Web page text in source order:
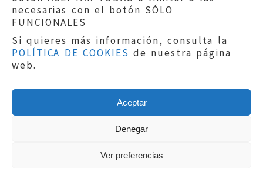
necesarias con el botón SÓLO
FUNCIONALES
Si quieres más información, consulta la
POLÍTICA DE COOKIES de nuestra página
web.
Aceptar
Denegar
Ver preferencias
Aviso legal|Política de privacidad|
Protección de Datos
Política de cookies
Copyright © 2019El Justicia de Aragón|
Sephor Consulting